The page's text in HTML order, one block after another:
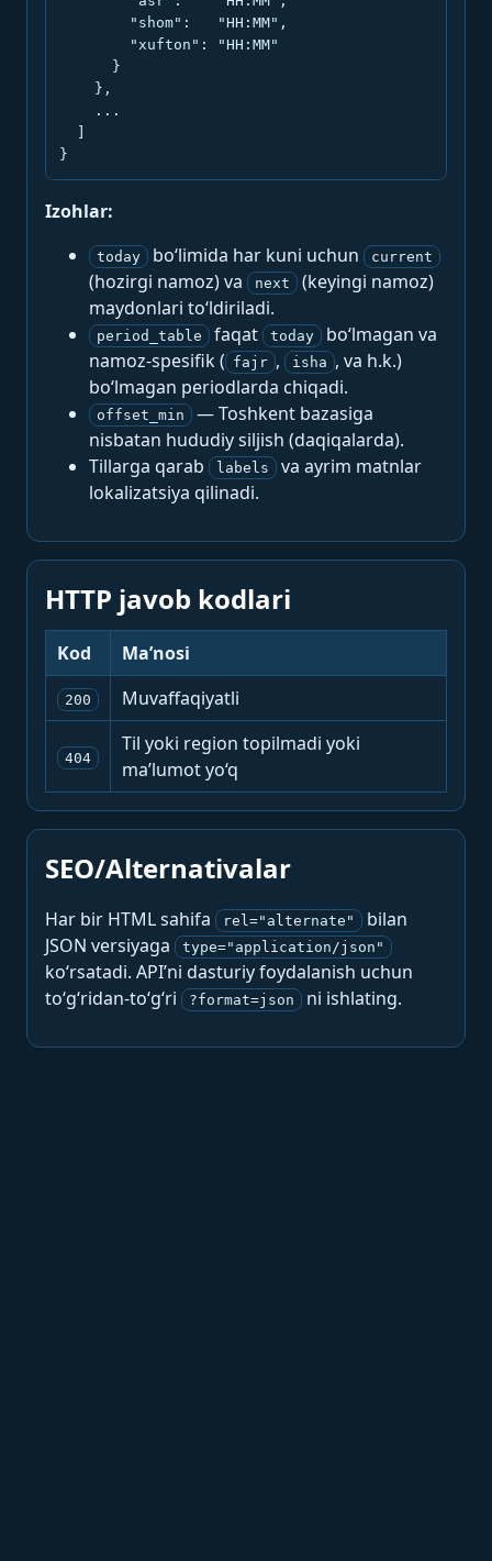
        "shom":   "HH:MM",
        "xufton": "HH:MM"
      }
    },
    ...
}
Izohlar:
today bo‘limida har kuni uchun current
(hozirgi namoz) va next
(keyingi namoz)
maydonlari to‘ldiriladi.
period_table faqat today
bo‘lmagan va
namoz-spesifik ( fajr , isha , va h.k.)
bo‘lmagan periodlarda chiqadi.
offset_min
— Toshkent bazasiga
nisbatan hududiy siljish (daqiqalarda).
Tillarga qarab
labels
va ayrim matnlar
lokalizatsiya qilinadi.
HTTP javob kodlari
Kod Ma’nosi
200 Muvaffaqiyatli
404
Til yoki region topilmadi yoki
ma’lumot yo‘q
SEO/Alternativalar
Har bir HTML sahifa rel="alternate"
bilan
JSON versiyaga
type="application/json"
ko‘rsatadi. API’ni dasturiy foydalanish uchun
to‘g‘ridan-to‘g‘ri
?format=json ni ishlating.